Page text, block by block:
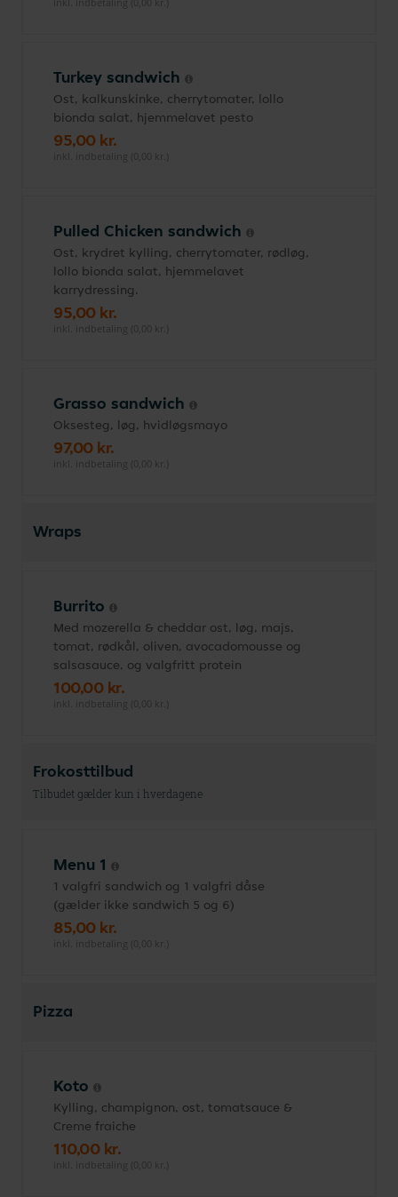
Turkey sandwich
Ost, kalkunskinke, cherrytomater, lollo
bionda salat, hjemmelavet pesto
95,00 kr.
inkl. indbetaling (0,00 kr.)
Pulled Chicken sandwich
Ost, krydret kylling, cherrytomater, rødløg,
lollo bionda salat, hjemmelavet
karrydressing.
95,00 kr.
inkl. indbetaling (0,00 kr.)
Grasso sandwich
Oksesteg, løg, hvidløgsmayo
97,00 kr.
inkl. indbetaling (0,00 kr.)
Wraps
Burrito
Med mozerella & cheddar ost, løg, majs,
tomat, rødkål, oliven, avocadomousse og
salsasauce, og valgfritt protein
100,00 kr.
inkl. indbetaling (0,00 kr.)
Frokosttilbud
Tilbudet gælder kun i hverdagene
Menu 1
1 valgfri sandwich og 1 valgfri dåse
(gælder ikke sandwich 5 og 6)
85,00 kr.
inkl. indbetaling (0,00 kr.)
Pizza
Koto
Kylling, champignon, ost, tomatsauce &
Creme fraiche
110,00 kr.
inkl. indbetaling (0,00 kr.)